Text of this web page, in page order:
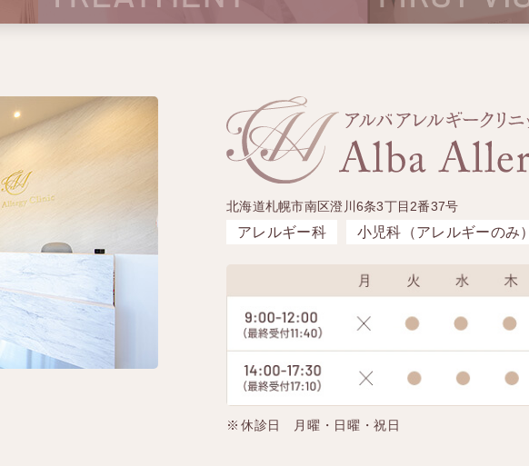
北海道札幌市南区澄川6条3丁目2番37号
アレルギー科 小児科（アレルギーのみ）
休診日 月曜・日曜・祝日